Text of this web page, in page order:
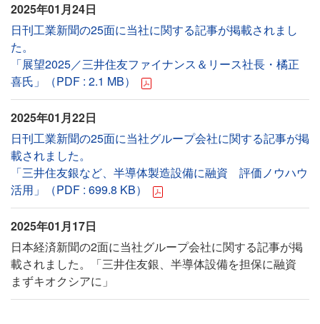
2025年01月24日
日刊工業新聞の25面に当社に関する記事が掲載されまし
た。
「展望2025／三井住友ファイナンス＆リース社長・橘正
喜氏」（PDF : 2.1 MB）
2025年01月22日
日刊工業新聞の25面に当社グループ会社に関する記事が掲
載されました。
「三井住友銀など、半導体製造設備に融資 評価ノウハウ
活用」（PDF : 699.8 KB）
2025年01月17日
日本経済新聞の2面に当社グループ会社に関する記事が掲
載されました。「三井住友銀、半導体設備を担保に融資
まずキオクシアに」